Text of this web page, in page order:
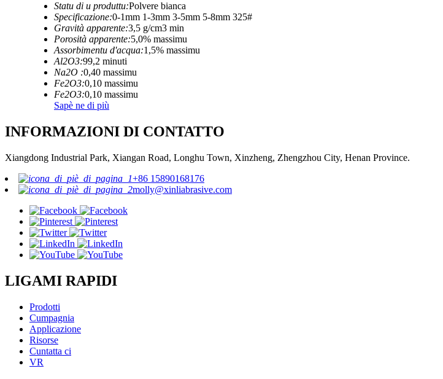
Statu di u produttu:Polvere bianca
Specificazione:0-1mm 1-3mm 3-5mm 5-8mm 325#
Gravità apparente:3,5 g/cm3 min
Porosità apparente:5,0% massimu
Assorbimentu d'acqua:1,5% massimu
Al2O3:99,2 minuti
Na2O :0,40 massimu
Fe2O3:0,10 massimu
Fe2O3:0,10 massimu
Sapè ne di più
INFORMAZIONI DI CONTATTO
Xiangdong Industrial Park, Xiangan Road, Longhu Town, Xinzheng, Zhengzhou City, Henan Province.
+86 15890168176
molly@xinliabrasive.com
LIGAMI RAPIDI
Prodotti
Cumpagnia
Applicazione
Risorse
Cuntatta ci
VR